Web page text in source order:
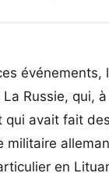
événements,
Russie, qui, à
qui avait fait
militaire
en